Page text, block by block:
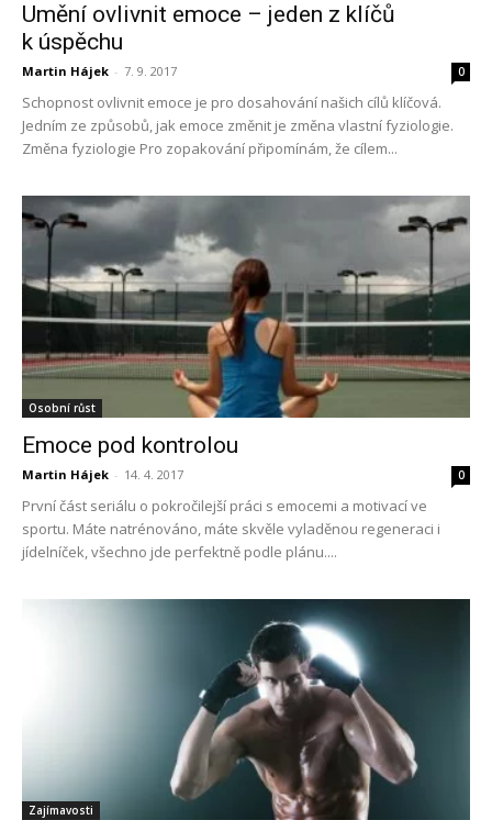
Umění ovlivnit emoce – jeden z klíčů
k úspěchu
Martin Hájek - 7. 9. 2017 0
Schopnost ovlivnit emoce je pro dosahování našich cílů klíčová.
Jedním ze způsobů, jak emoce změnit je změna vlastní fyziologie.
Změna fyziologie Pro zopakování připomínám, že cílem...
Osobní růst
Emoce pod kontrolou
Martin Hájek - 14. 4. 2017 0
První část seriálu o pokročilejší práci s emocemi a motivací ve
sportu. Máte natrénováno, máte skvěle vyladěnou regeneraci i
jídelníček, všechno jde perfektně podle plánu....
Zajímavosti